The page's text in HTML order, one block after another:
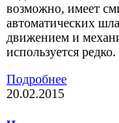
возможно, имеет
автоматических
движением и
используется редко.
Подробнее
20.02.2015